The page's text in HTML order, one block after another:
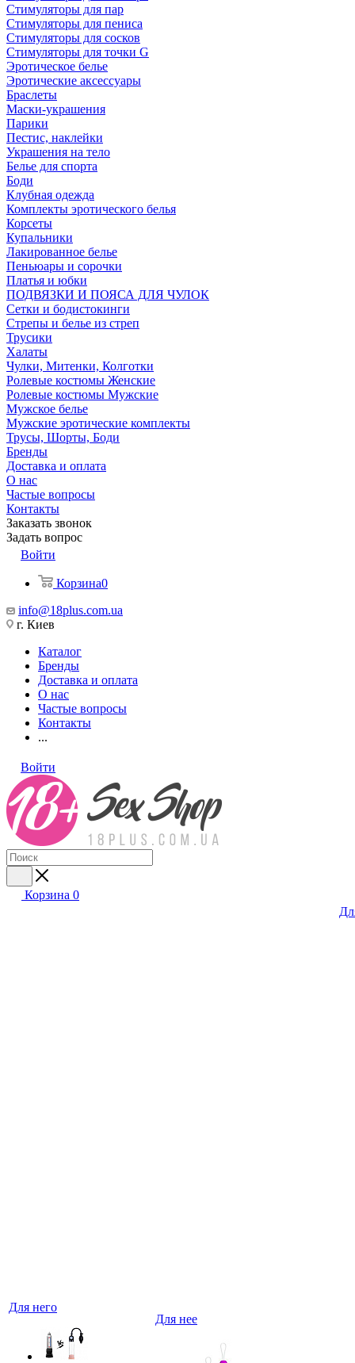
Стимуляторы для пар
Стимуляторы для пениса
Стимуляторы для сосков
Стимуляторы для точки G
Эротическое белье
Эротические аксессуары
Браслеты
Маски-украшения
Парики
Пестис, наклейки
Украшения на тело
Белье для спорта
Боди
Клубная одежда
Комплекты эротического белья
Корсеты
Купальники
Лакированное белье
Пеньюары и сорочки
Платья и юбки
ПОДВЯЗКИ И ПОЯСА ДЛЯ ЧУЛОК
Сетки и бодистокинги
Стрепы и белье из стреп
Трусики
Халаты
Чулки, Митенки, Колготки
Ролевые костюмы Женские
Ролевые костюмы Мужские
Мужское белье
Мужские эротические комплекты
Трусы, Шорты, Боди
Бренды
Доставка и оплата
О нас
Частые вопросы
Контакты
Заказать звонок
Задать вопрос
Войти
Корзина0
info@18plus.com.ua
г. Киев
Каталог
Бренды
Доставка и оплата
О нас
Частые вопросы
Контакты
...
Войти
Корзина 0
Для него
Для нее